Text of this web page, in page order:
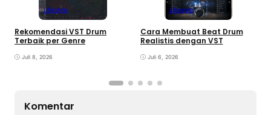
Lifestyle
Rekomendasi VST Drum
Terbaik per Genre
Juli 8, 2026
Lifestyle
Cara Membuat Beat Drum
Realistis dengan VST
Juli 6, 2026
Komentar